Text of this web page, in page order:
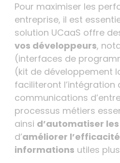
Pour maximiser les
entreprise, il est
solution UCaaS offre
vos développeurs,
(interfaces de
(kit de développement
faciliteront l’intégration
communications
processus métiers
ainsi d’automatiser
d’améliorer l’efficacité
informations utiles